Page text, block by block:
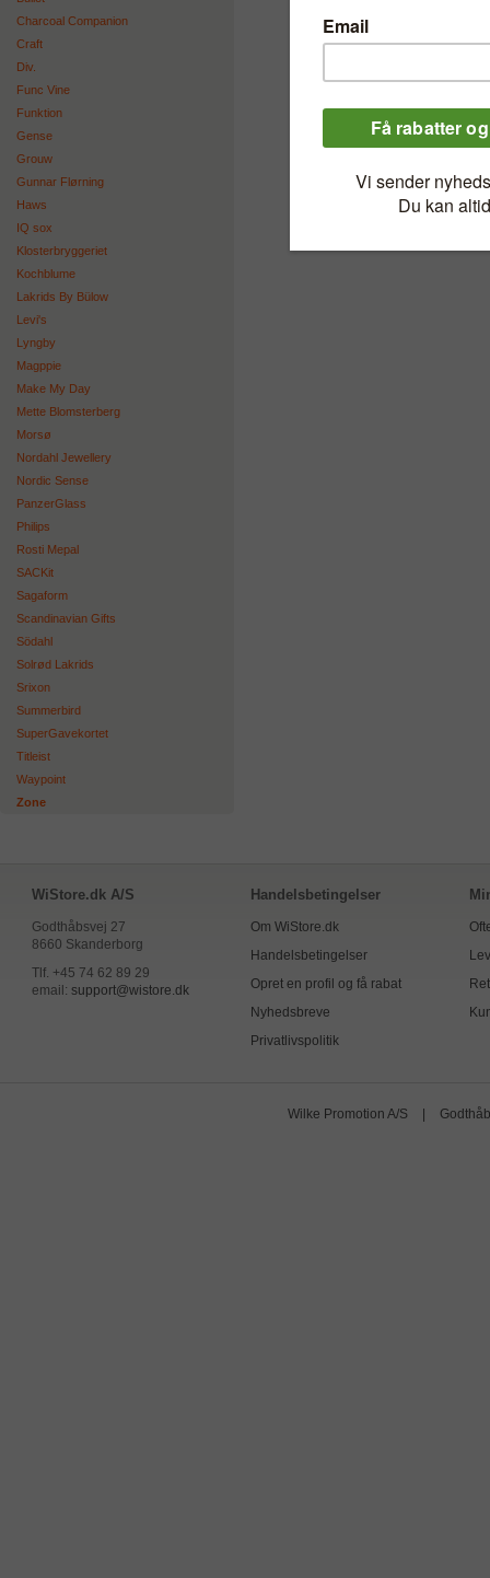
Charcoal Companion
Craft
Div.
Func Vine
Funktion
Gense
Grouw
Gunnar Flørning
Haws
IQ sox
Klosterbryggeriet
Kochblume
Lakrids By Bülow
Levi's
Lyngby
Magppie
Make My Day
Mette Blomsterberg
Morsø
Nordahl Jewellery
Nordic Sense
PanzerGlass
Philips
Rosti Mepal
SACKit
Sagaform
Scandinavian Gifts
Södahl
Solrød Lakrids
Srixon
Summerbird
SuperGavekortet
Titleist
Waypoint
Zone
WiStore.dk A/S
Godthåbsvej 27
8660 Skanderborg
Tlf. +45 74 62 89 29
email: support@wistore.dk
Handelsbetingelser
Om WiStore.dk
Handelsbetingelser
Opret en profil og få rabat
Nyhedsbreve
Privatlivspolitik
Wilke Promotion A/S